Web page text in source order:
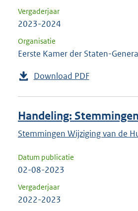
Vergaderjaar
2023-2024
Organisatie
Eerste Kamer der Staten-
Download PDF
Handeling: Stemmingen
Stemmingen Wijziging van de
Datum publicatie
02-08-2023
Vergaderjaar
2022-2023